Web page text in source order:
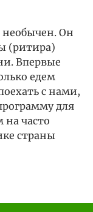
Он
(ритира)
Впервые
едем
с нами,
для
на часто
страны